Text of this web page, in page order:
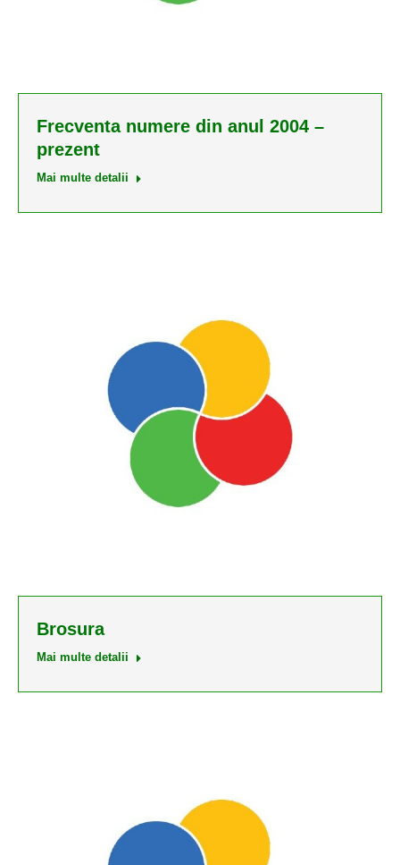
Frecventa numere din anul 2004 –
prezent
Mai multe detalii
Brosura
Mai multe detalii